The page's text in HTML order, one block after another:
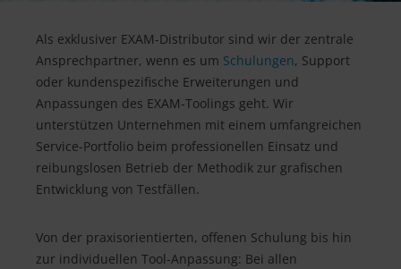
Als exklusiver EXAM-Distributor sind wir der zentrale
Ansprechpartner, wenn es um Schulungen, Support
oder kundenspezifische Erweiterungen und
Anpassungen des EXAM-Toolings geht. Wir
unterstützen Unternehmen mit einem umfangreichen
Service-Portfolio beim professionellen Einsatz und
reibungslosen Betrieb der Methodik zur grafischen
Entwicklung von Testfällen.
Von der praxisorientierten, offenen Schulung bis hin
zur individuellen Tool-Anpassung: Bei allen